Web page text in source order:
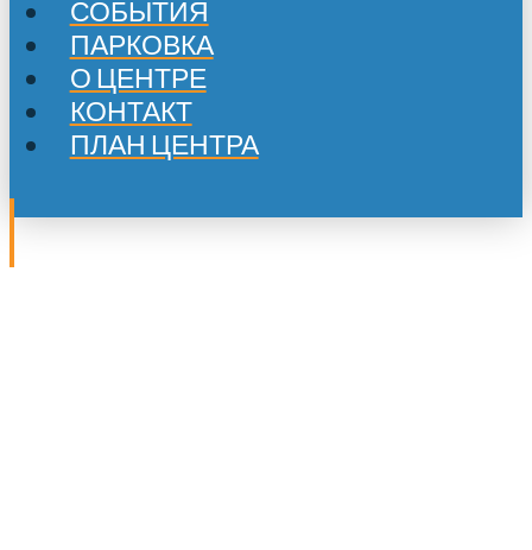
СОБЫТИЯ
ПАРКОВКА
О ЦЕНТРЕ
КОНТАКТ
ПЛАН ЦЕНТРА